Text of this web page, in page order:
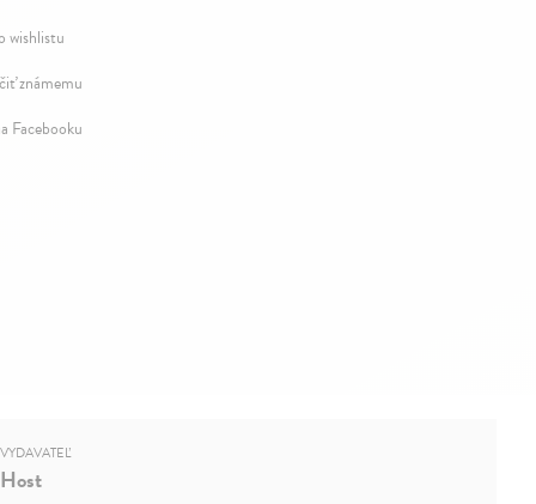
wishlistu
známemu
Facebooku
VYDAVATEĽ
Host